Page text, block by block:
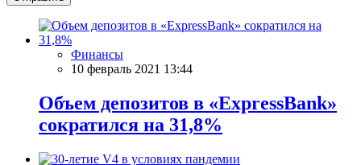
Финансы
10 февраль 2021 13:44
Объем депозитов в «ExpressBank»
сократился на 31,8%